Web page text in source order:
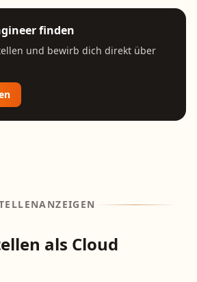
finden
und bewirb dich direkt über
als Cloud